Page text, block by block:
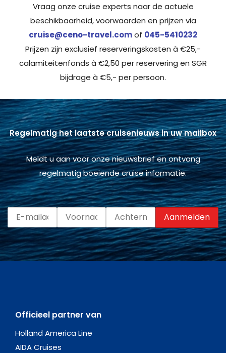
Vraag onze cruise experts naar de actuele
beschikbaarheid, voorwaarden en prijzen via
cruise@ceno-travel.comof 045-5410232
Prijzen zijn exclusief reserveringskosten à €25,-
calamiteitenfonds à €2,50 per reservering en SGR
bijdrage à €5,- per persoon.
Regelmatig het laatste cruisenieuws in uw mailbox
Meldt u aan voor onze nieuwsbrief en ontvang
regelmatig boeiende cruise informatie.
Officieel partner van
Holland America Line
AIDA Cruises